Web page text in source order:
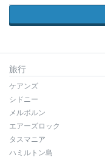
旅行
ケアンズ
シドニー
メルボルン
エアーズロック
タスマニア
ハミルトン島